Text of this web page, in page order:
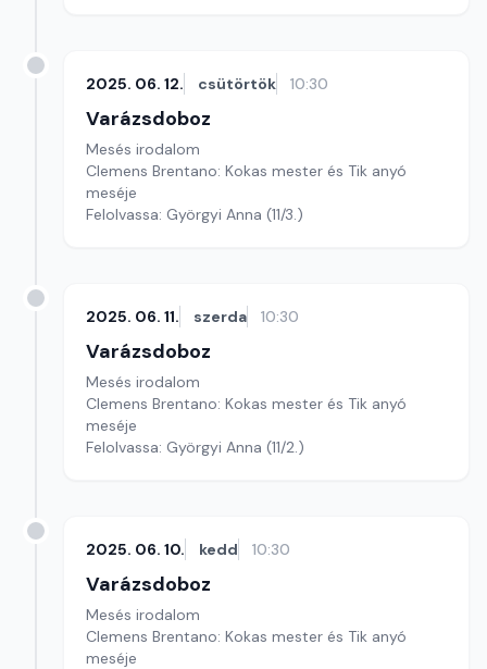
2025. 06. 12. csütörtök 10:30
Varázsdoboz
Mesés irodalom
Clemens Brentano: Kokas mester és Tik anyó
meséje
Felolvassa: Györgyi Anna (11/3.)
2025. 06. 11. szerda 10:30
Varázsdoboz
Mesés irodalom
Clemens Brentano: Kokas mester és Tik anyó
meséje
Felolvassa: Györgyi Anna (11/2.)
2025. 06. 10. kedd 10:30
Varázsdoboz
Mesés irodalom
Clemens Brentano: Kokas mester és Tik anyó
meséje